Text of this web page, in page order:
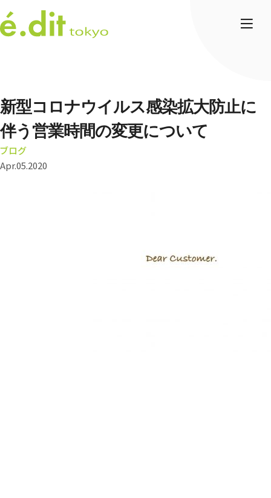
新型コロナウイルス感染拡大防止に
伴う営業時間の変更について
ブログ
Apr.05.2020